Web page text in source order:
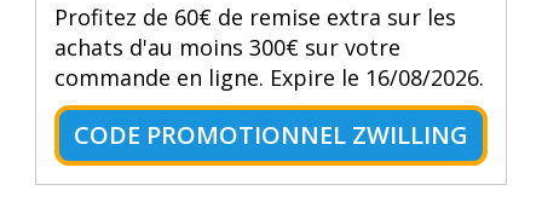
Profitez de 60€ de remise extra sur les
achats d'au moins 300€ sur votre
commande en ligne. Expire le 16/08/2026.
CODE PROMOTIONNEL ZWILLING